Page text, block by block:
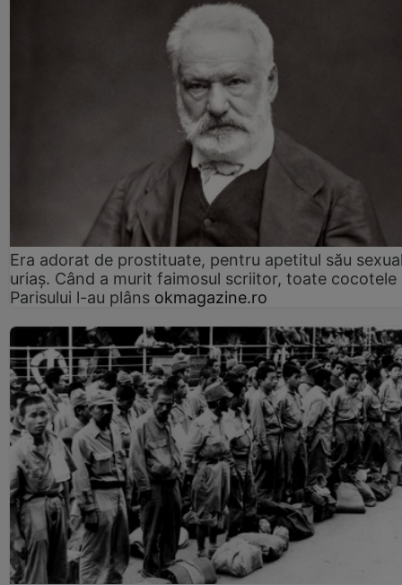
Era adorat de prostituate, pentru apetitul său
uriaș. Când a murit faimosul scriitor, toate cocotele
Parisului l-au plâns okmagazine.ro